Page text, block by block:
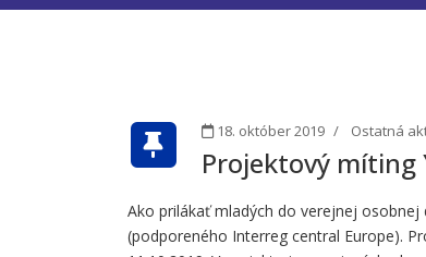
18. október 2019 Ostatná
Projektový míting
Ako prilákať mladých do verejnej
(podporeného Interreg central Europe).